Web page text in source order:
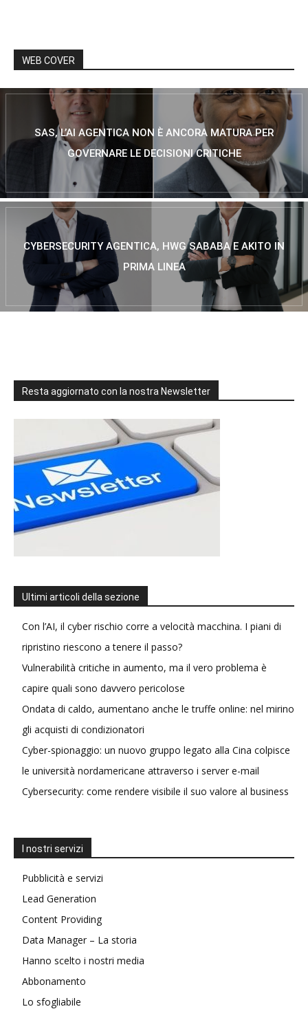
WEB COVER
SAS, L’AI AGENTICA NON È ANCORA MATURA PER
GOVERNARE LE DECISIONI CRITICHE
CYBERSECURITY AGENTICA, HWG SABABA E AKITO IN
PRIMA LINEA
Resta aggiornato con la nostra Newsletter
Ultimi articoli della sezione
Con l’AI, il cyber rischio corre a velocità macchina. I piani di
ripristino riescono a tenere il passo?
Vulnerabilità critiche in aumento, ma il vero problema è
capire quali sono davvero pericolose
Ondata di caldo, aumentano anche le truffe online: nel mirino
gli acquisti di condizionatori
Cyber-spionaggio: un nuovo gruppo legato alla Cina colpisce
le università nordamericane attraverso i server e-mail
Cybersecurity: come rendere visibile il suo valore al business
I nostri servizi
Pubblicità e servizi
Lead Generation
Content Providing
Data Manager – La storia
Hanno scelto i nostri media
Abbonamento
Lo sfogliabile